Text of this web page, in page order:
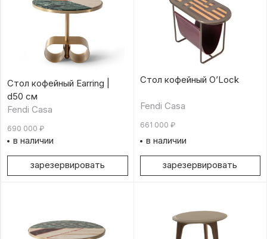
Стол кофейный Earring |
d50 см
Fendi Casa
690 000 ₽
в наличии
зарезервировать
Стол кофейный O’Lock
Fendi Casa
661 000 ₽
в наличии
зарезервировать